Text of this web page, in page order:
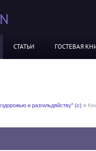
СТАТЬИ ГОСТЕВАЯ
и разгильдяйству" (с) »